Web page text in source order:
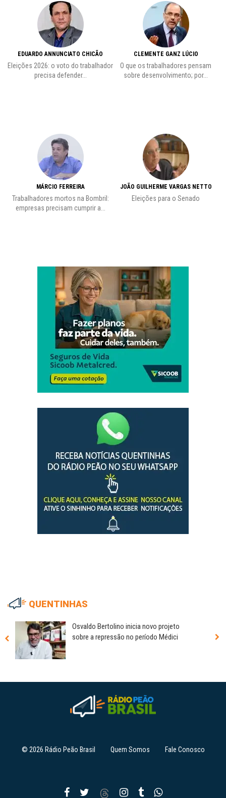
EDUARDO ANNUNCIATO CHICÃO
Eleições 2026: o voto do trabalhador
precisa defender...
MÁRCIO FERREIRA
Trabalhadores mortos na Bombril:
empresas precisam cumprir a...
CLEMENTE GANZ LÚCIO
O que os trabalhadores pensam
sobre desenvolvimento; por...
JOÃO GUILHERME VARGAS NETTO
Eleições para o Senado
QUENTINHAS
Osvaldo Bertolino inicia novo projeto
sobre a repressão no período Médici
© 2026 Rádio Peão Brasil Quem Somos Fale Conosco